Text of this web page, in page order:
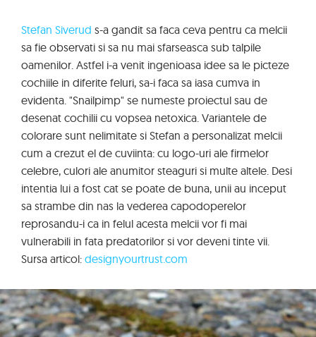
Stefan Siverud s-a gandit sa faca ceva pentru ca melcii
sa fie observati si sa nu mai sfarseasca sub talpile
oamenilor. Astfel i-a venit ingenioasa idee sa le picteze
cochiile in diferite feluri, sa-i faca sa iasa cumva in
evidenta. "Snailpimp" se numeste proiectul sau de
desenat cochilii cu vopsea netoxica. Variantele de
colorare sunt nelimitate si Stefan a personalizat melcii
cum a crezut el de cuviinta: cu logo-uri ale firmelor
celebre, culori ale anumitor steaguri si multe altele. Desi
intentia lui a fost cat se poate de buna, unii au inceput
sa strambe din nas la vederea capodoperelor
reprosandu-i ca in felul acesta melcii vor fi mai
vulnerabili in fata predatorilor si vor deveni tinte vii.
Sursa articol: designyourtrust.com